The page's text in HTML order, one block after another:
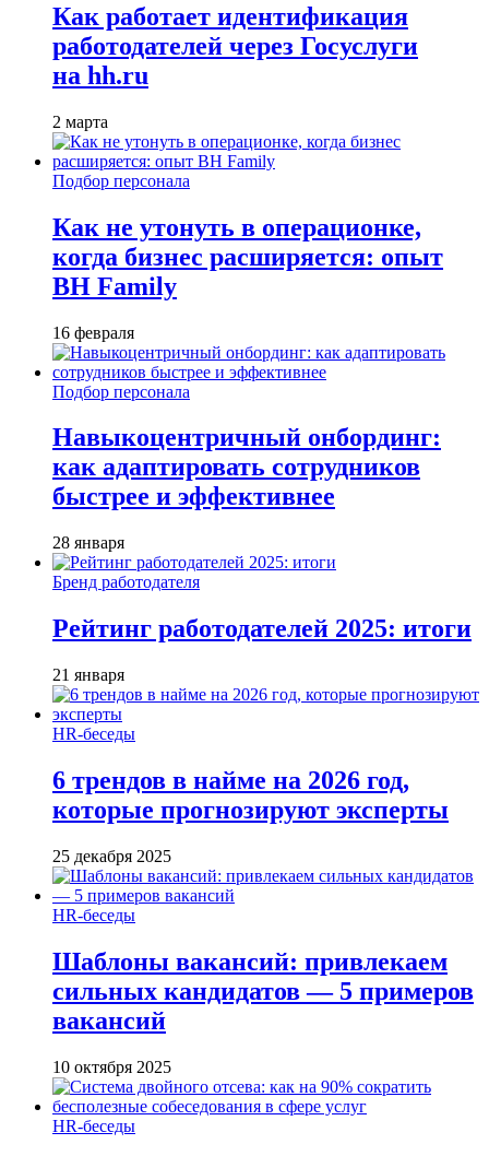
Как работает идентификация
работодателей через Госуслуги
на hh.ru
2 марта
Подбор персонала
Как не утонуть в операционке,
когда бизнес расширяется: опыт
BH Family
16 февраля
Подбор персонала
Навыкоцентричный онбординг:
как адаптировать сотрудников
быстрее и эффективнее
28 января
Бренд работодателя
Рейтинг работодателей 2025: итоги
21 января
HR-беседы
6 трендов в найме на 2026 год,
которые прогнозируют эксперты
25 декабря 2025
HR-беседы
Шаблоны вакансий: привлекаем
сильных кандидатов — 5 примеров
вакансий
10 октября 2025
HR-беседы